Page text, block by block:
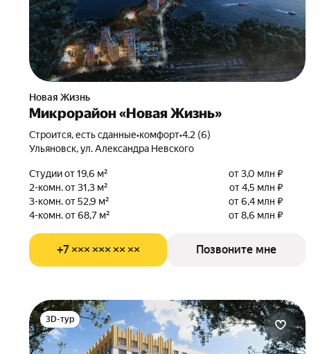
Новая Жизнь
Микрорайон «Новая Жизнь»
Строится, есть сданные•комфорт•4.2 (6)
Ульяновск, ул. Александра Невского
Студии от 19,6 м²
от 3,0 млн ₽
2-комн. от 31,3 м²
от 4,5 млн ₽
3-комн. от 52,9 м²
от 6,4 млн ₽
4-комн. от 68,7 м²
от 8,6 млн ₽
+7 ××× ××× ×× ×× Позвоните мне
3D-тур